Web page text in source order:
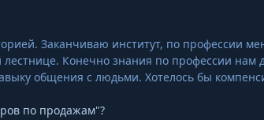
Заканчиваю институт, по профессии
Конечно знания по профессии нам
общения с людьми. Хотелось бы
по продажам"?